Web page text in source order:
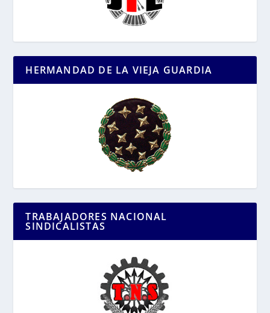
HERMANDAD DE LA VIEJA GUARDIA
TRABAJADORES NACIONAL
SINDICALISTAS